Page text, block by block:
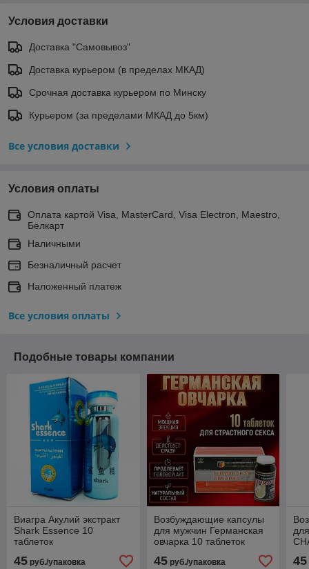
Условия доставки
Доставка "Самовывоз"
Доставка курьером (в пределах МКАД)
Срочная доставка курьером по Минску
Курьером (за пределами МКАД до 5км)
Все условия доставки
Условия оплаты
Оплата картой Visa, MasterCard, Visa Electron, Maestro,
Белкарт
Наличными
Безналичный расчет
Наложенный платеж
Все условия оплаты
Подобные товары компании
Виагра Акулий экстракт
Shark Essence 10
таблеток
45 руб./упаковка
Возбуждающие капсулы
для мужчин Германская
овчарка 10 таблеток
45руб./упаковка 45